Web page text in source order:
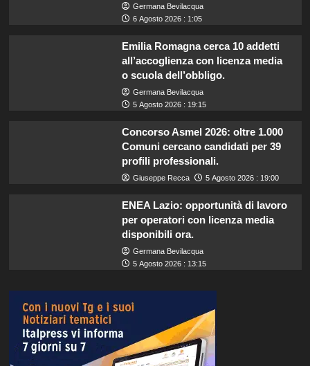
Germana Bevilacqua
6 Agosto 2026 : 1:05
Emilia Romagna cerca 10 addetti
all’accoglienza con licenza media
o scuola dell’obbligo.
Germana Bevilacqua
5 Agosto 2026 : 19:15
Concorso Asmel 2026: oltre 1.000
Comuni cercano candidati per 39
profili professionali.
Giuseppe Recca 5 Agosto 2026 : 19:00
ENEA Lazio: opportunità di lavoro
per operatori con licenza media
disponibili ora.
Germana Bevilacqua
5 Agosto 2026 : 13:15